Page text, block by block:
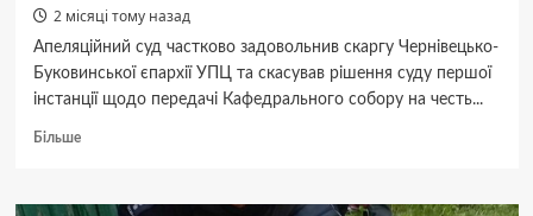
2 місяці тому назад
Апеляційний суд частково задовольнив скаргу Чернівецько-
Буковинської єпархії УПЦ та скасував рішення суду першої
інстанції щодо передачі Кафедрального собору на честь...
БільшеДокладніше
суд